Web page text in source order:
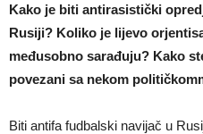
Kako je biti antirasistički
Rusiji? Koliko je lijevo
međusobno sarađuju? Kako
povezani sa nekom
Biti antifa fudbalski navijač u